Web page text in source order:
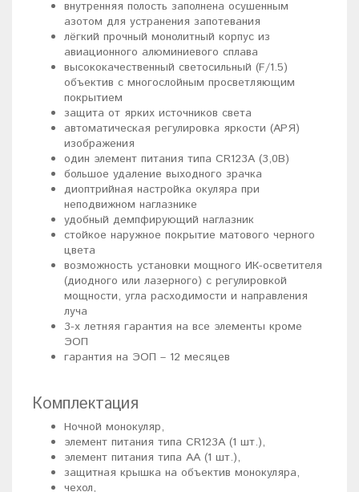
внутренняя полость заполнена осушенным
азотом для устранения запотевания
лёгкий прочный монолитный корпус из
авиационного алюминиевого сплава
высококачественный светосильный (F/1.5)
объектив с многослойным просветляющим
покрытием
защита от ярких источников света
автоматическая регулировка яркости (АРЯ)
изображения
один элемент питания типа CR123A (3,0В)
большое удаление выходного зрачка
диоптрийная настройка окуляра при
неподвижном наглазнике
удобный демпфирующий наглазник
стойкое наружное покрытие матового черного
цвета
возможность установки мощного ИК-осветителя
(диодного или лазерного) с регулировкой
мощности, угла расходимости и направления
луча
3-х летняя гарантия на все элементы кроме
ЭОП
гарантия на ЭОП – 12 месяцев
Комплектация
Ночной монокуляр,
элемент питания типа CR123А (1 шт.),
элемент питания типа АА (1 шт.),
защитная крышка на объектив монокуляра,
чехол,